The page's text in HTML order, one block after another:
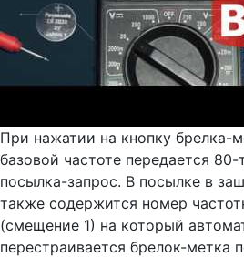
При нажатии на кнопку брелка-
базовой частоте передается 80-
посылка-запрос. В посылке в
также содержится номер
(смещение 1) на который
перестраивается брелок-метка